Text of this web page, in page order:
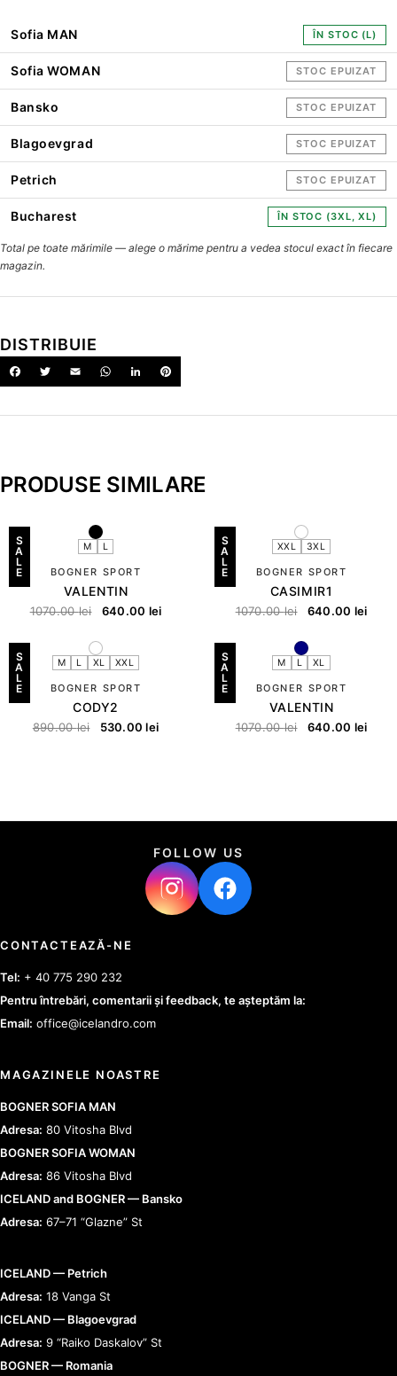
Sofia MAN ÎN STOC (L)
Sofia WOMAN STOC EPUIZAT
Bansko STOC EPUIZAT
Blagoevgrad STOC EPUIZAT
Petrich STOC EPUIZAT
Bucharest ÎN STOC (3XL, XL)
Total pe toate mărimile — alege o mărime pentru a vedea stocul exact în fiecare
magazin.
DISTRIBUIE
PRODUSE SIMILARE
S
A
L
E
M L
BOGNER SPORT
VALENTIN
1070.00lei 640.00 lei
S
A
L
E
XXL 3XL
BOGNER SPORT
CASIMIR1
1070.00lei 640.00 lei
S
A
L
E
M L XL XXL
BOGNER SPORT
CODY2
890.00lei 530.00lei
S
A
L
E
M L XL
BOGNER SPORT
VALENTIN
1070.00lei 640.00 lei
FOLLOW US
CONTACTEAZĂ-NE
Tel: + 40 775 290 232
Pentru întrebări, comentarii și feedback, te așteptăm la:
Email: office@icelandro.com
MAGAZINELE NOASTRE
BOGNER SOFIA MAN
Adresa: 80 Vitosha Blvd
BOGNER SOFIA WOMAN
Adresa: 86 Vitosha Blvd
ICELAND and BOGNER — Bansko
Adresa: 67–71 “Glazne” St
ICELAND — Petrich
Adresa: 18 Vanga St
ICELAND — Blagoevgrad
Adresa: 9 “Raiko Daskalov” St
BOGNER — Romania